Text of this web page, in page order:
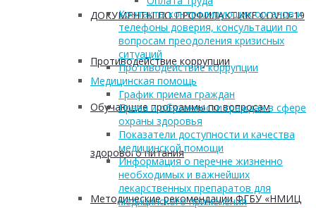
ДОКУМЕНТЫ ПО ПРОФИЛАКТИКЕ COVID-19
Противодействие коррупции
Обучающие программы по вопросам
здорового питания
Методические рекомендации ФГБУ «НМИЦ
Контакты контролирующих органов и
телефоны доверия, консультации по
вопросам преодоления кризисных
ситуаций
Противодействие коррупции
Медицинская помощь
График приема граждан
Права и обязанности граждан в сфере
охраны здоровья
Показатели доступности и качества
медицинской помощи
Информация о перечне жизненно
необходимых и важнейших
лекарственных препаратов для
медицинского применения